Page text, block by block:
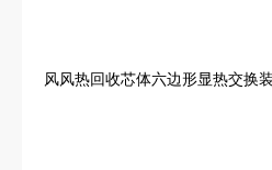
风风热回收芯体六边形显热交换